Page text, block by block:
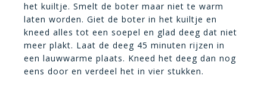
het kuiltje. Smelt de boter maar niet te warm
laten worden. Giet de boter in het kuiltje en
kneed alles tot een soepel en glad deeg dat niet
meer plakt. Laat de deeg 45 minuten rijzen in
een lauwwarme plaats. Kneed het deeg dan nog
eens door en verdeel het in vier stukken.